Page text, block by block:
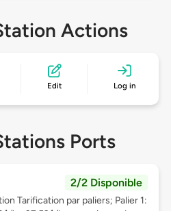
Actions
Edit Log in
Ports
2/2 Disponible
Tarification par paliers; Palier 1: